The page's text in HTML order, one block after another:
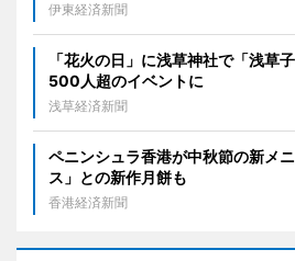
伊東経済新聞
「花火の日」に浅草神社で「浅
500人超のイベントに
浅草経済新聞
ペニンシュラ香港が中秋節の新メ
ス」との新作月餅も
香港経済新聞